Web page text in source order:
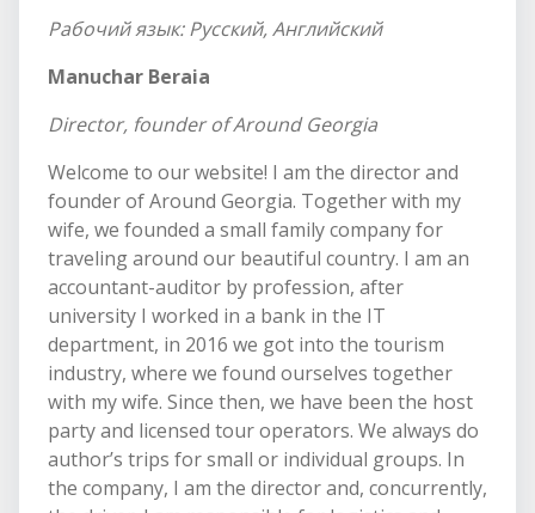
Рабочий язык: Русский, Английский
Manuchar Beraia
Director, founder of Around Georgia
Welcome to our website! I am the director and
founder of Around Georgia. Together with my
wife, we founded a small family company for
traveling around our beautiful country. I am an
accountant-auditor by profession, after
university I worked in a bank in the IT
department, in 2016 we got into the tourism
industry, where we found ourselves together
with my wife. Since then, we have been the host
party and licensed tour operators. We always do
author’s trips for small or individual groups. In
the company, I am the director and, concurrently,